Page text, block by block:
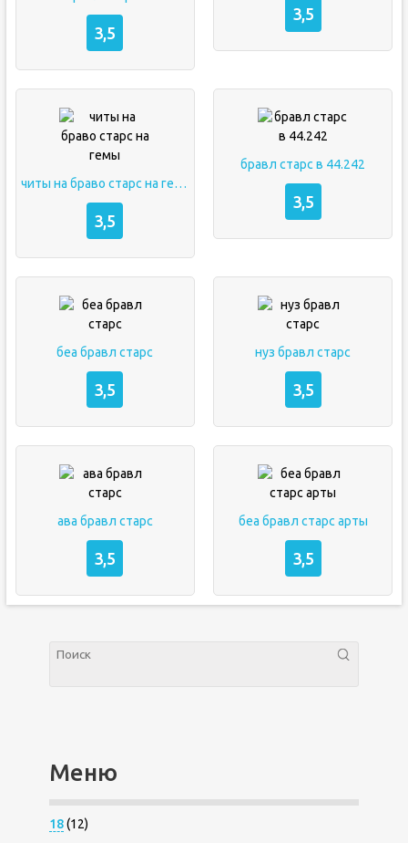
3,5
3,5
читы на браво старс на гемы
3,5
бравл старс в 44.242
3,5
беа бравл старс
3,5
нуз бравл старс
3,5
ава бравл старс
3,5
беа бравл старс арты
3,5
Меню
18(12)